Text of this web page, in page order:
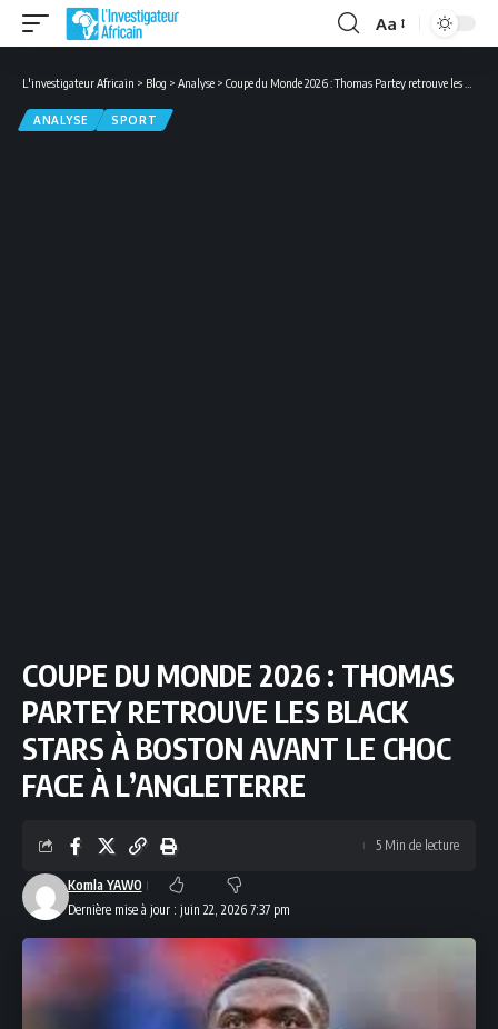
Font
Aa
L'investigateur Africain > Blog > Analyse > Coupe du Monde 2026 : Thomas Partey retrouve les Black Stars à Boston avant le choc face à l’Angleterre
ANALYSE SPORT
COUPE DU MONDE 2026 : THOMAS
PARTEY RETROUVE LES BLACK
STARS À BOSTON AVANT LE CHOC
FACE À L’ANGLETERRE
Dernière mise à jour : juin 22, 2026 7:37 pm
Komla YAWO
5 Min de lecture